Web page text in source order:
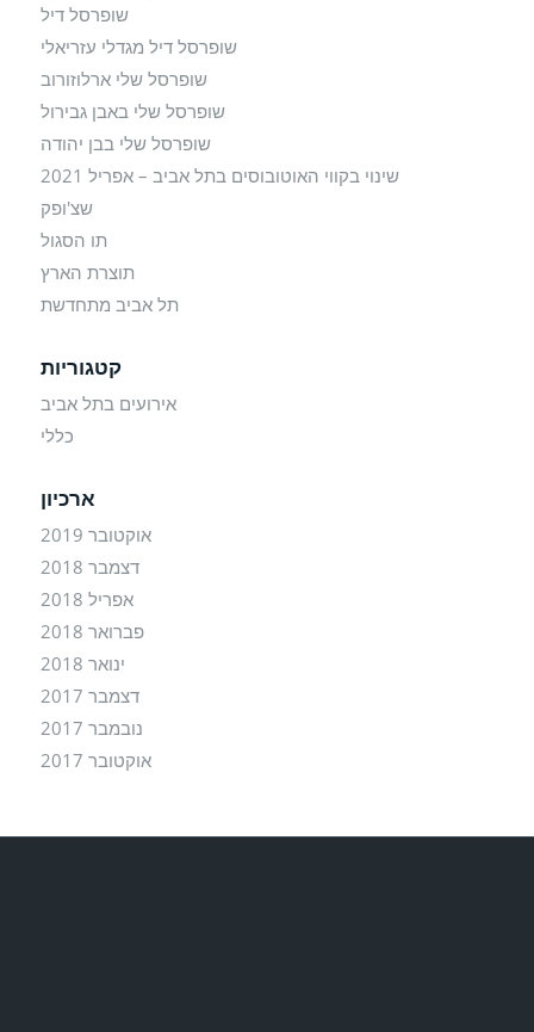
שופרסל דיל
שופרסל דיל מגדלי עזריאלי
שופרסל שלי ארלוזורוב
שופרסל שלי באבן גבירול
שופרסל שלי בבן יהודה
שינוי בקווי האוטובוסים בתל אביב – אפריל 2021
שצ'ופק
תו הסגול
תוצרת הארץ
תל אביב מתחדשת
קטגוריות
אירועים בתל אביב
כללי
ארכיון
אוקטובר 2019
דצמבר 2018
אפריל 2018
פברואר 2018
ינואר 2018
דצמבר 2017
נובמבר 2017
אוקטובר 2017